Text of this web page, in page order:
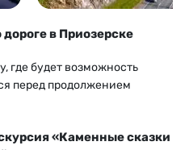
в Приозерске
где будет возможность
перед продолжением
«Каменные сказки